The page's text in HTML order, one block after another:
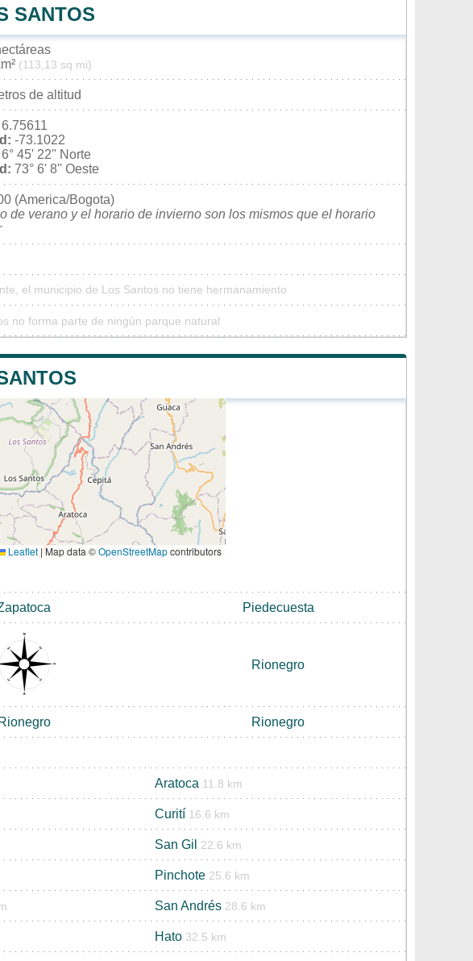
SANTOS
(113,13 sq mi)
de altitud
6.75611
-73.1022
6° 45' 22'' Norte
73° 6' 8'' Oeste
(America/Bogota)
de verano y el horario de invierno son los mismos que el horario
el municipio de Los Santos no tiene hermanamiento
no forma parte de ningún parque natural
Leaflet|Map data ©OpenStreetMapcontributors
Piedecuesta
Rionegro
Rionegro Rionegro
Aratoca 11.8 km
Curití 16.6 km
San Gil 22.6 km
Pinchote 25.6 km
San Andrés 28.6 km
Hato 32.5 km